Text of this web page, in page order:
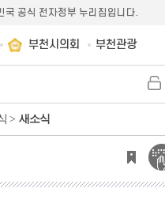
국 공식 전자정부 누리집입니다.
부천시의회 부천관광
> 새소식